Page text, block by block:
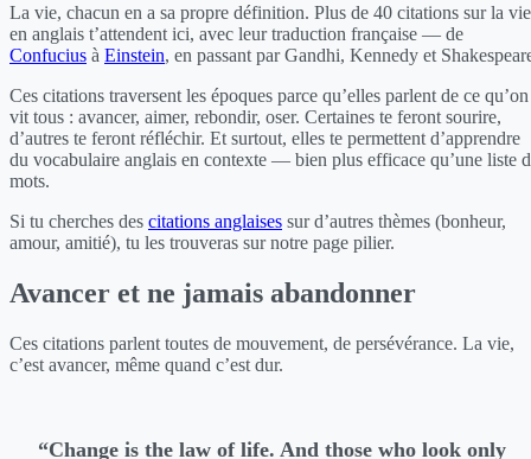
La vie, chacun en a sa propre définition. Plus de 40 citations sur la vie
en anglais t’attendent ici, avec leur traduction française — de
Confucius à Einstein, en passant par Gandhi, Kennedy et
Ces citations traversent les époques parce qu’elles parlent de ce qu’on
vit tous : avancer, aimer, rebondir, oser. Certaines te feront sourire,
d’autres te feront réfléchir. Et surtout, elles te permettent d’apprendre
du vocabulaire anglais en contexte — bien plus efficace qu’une liste
mots.
Si tu cherches des citations anglaises sur d’autres thèmes (bonheur,
amour, amitié), tu les trouveras sur notre page pilier.
Avancer et ne jamais abandonner
Ces citations parlent toutes de mouvement, de persévérance. La vie,
c’est avancer, même quand c’est dur.
“Change is the law of life. And those who look only